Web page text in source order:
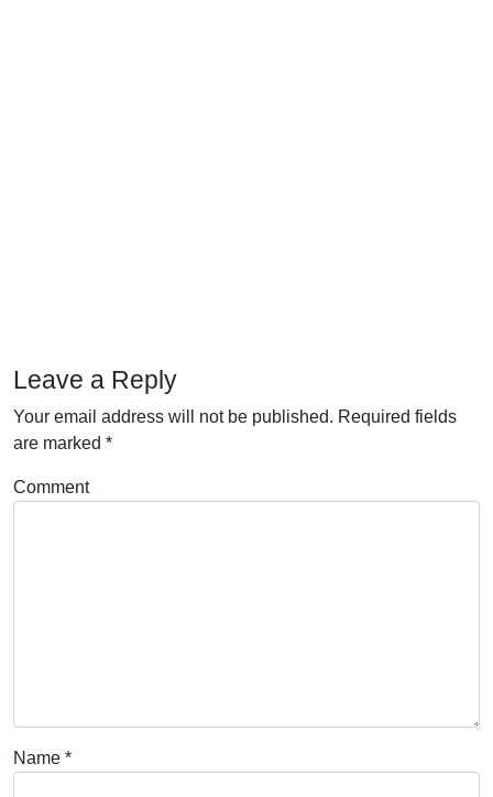
Leave a Reply
Your email address will not be published. Required fields
are marked *
Comment
Name *